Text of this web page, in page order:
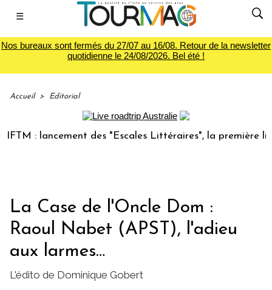
☰
Nos bureaux sont fermés du 27/07 au 16/08. Retour de la newsletter
quotidienne le 24/08/2026. Bel été !
Accueil > Editorial
lancement des "Escales Littéraires", la première librairie
La Case de l'Oncle Dom :
Raoul Nabet (APST), l'adieu
aux larmes…
L'édito de Dominique Gobert